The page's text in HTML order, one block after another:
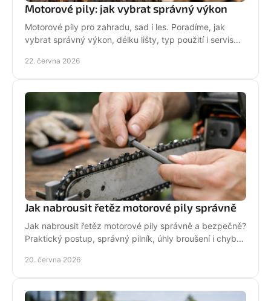
Motorové pily: jak vybrat správný výkon
Motorové pily pro zahradu, sad i les. Poradíme, jak
vybrat správný výkon, délku lišty, typ použití i servis
22. června 2026
Jak nabrousit řetěz motorové pily správně
Jak nabrousit řetěz motorové pily správně a bezpečně?
Praktický postup, správný pilník, úhly broušení i chyby,
20. června 2026